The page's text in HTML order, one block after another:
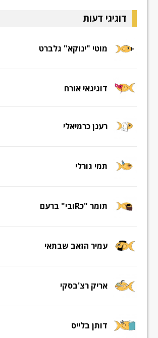
דוגיגי דעות
מוטי "ינוקא" גלברט
דוגיגאי אורח
רענן כרמיאלי
תמי גורלי
תומר "כRובי" ברעם
עמיר הזאב שבתאי
אריק רצ'בסקי
דותן בלייס